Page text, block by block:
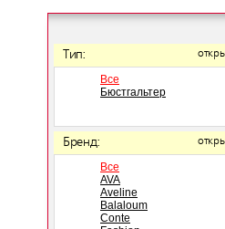
Тип:
Все
Бюстгальтер
Бренд:
Все
AVA
Aveline
Balaloum
Conte